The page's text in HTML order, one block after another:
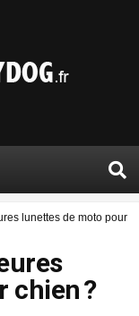
lunettes de moto pour
chien ?